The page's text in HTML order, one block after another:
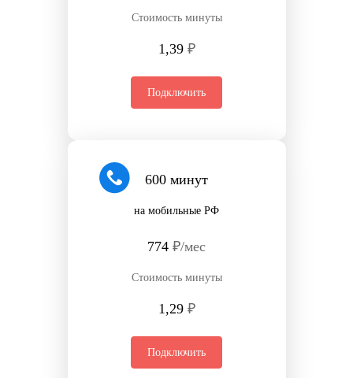
Стоимость минуты
1,39 ₽
Подключить
600 минут
на мобильные РФ
774 ₽/мес
Стоимость минуты
1,29 ₽
Подключить